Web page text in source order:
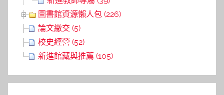
圖書館資源懶人包 (226)
論文繳交 (5)
校史經營 (52)
新進館藏與推薦 (105)